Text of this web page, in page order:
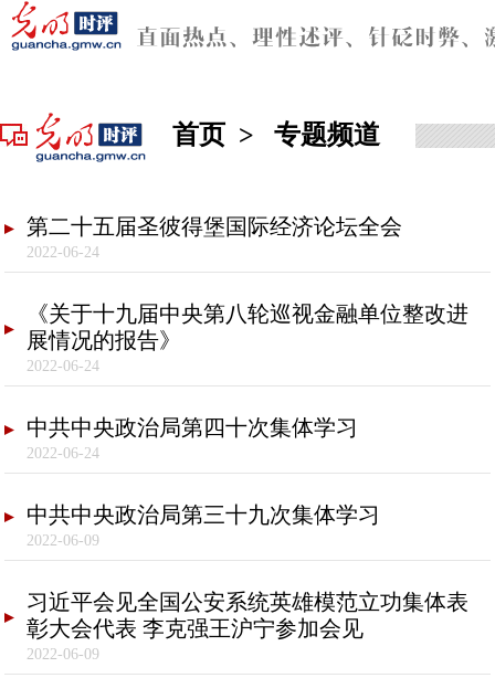
首页 > 专题频道
第二十五届圣彼得堡国际经济论坛全会
2022-06-24
《关于十九届中央第八轮巡视金融单位整改进
展情况的报告》
2022-06-24
中共中央政治局第四十次集体学习
2022-06-24
中共中央政治局第三十九次集体学习
2022-06-09
习近平会见全国公安系统英雄模范立功集体表
彰大会代表 李克强王沪宁参加会见
2022-06-09